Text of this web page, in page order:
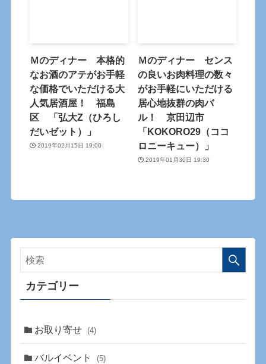
Ｍのディナー 本格的
なお酒のアテがお手軽
な価格でいただける大
人気居酒屋！ 福島
区 「弘大Z（ひろし
だいゼット）」
2019年02月15日 19:00
Ｍのディナー センス
の良いお肉料理の数々
がお手軽にいただける
居心地抜群の肉バ
ル！ 京田辺市
「KOKORO29（ココ
ロニーキュー）」
2019年01月30日 19:30
カテゴリー
お取り寄せ (4)
バルイベント (5)